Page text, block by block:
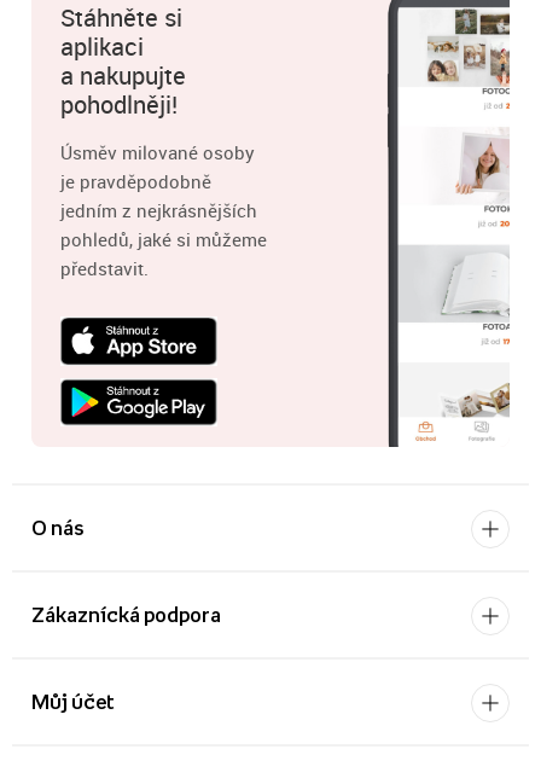
Stáhněte si
aplikaci
a nakupujte
pohodlněji!
Úsměv milované osoby
je pravděpodobně
jedním z nejkrásnějších
pohledů, jaké si můžeme
představit.
O nás
Zákaznícká podpora
Můj účet